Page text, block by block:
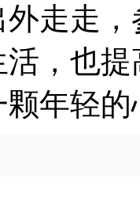
走走
，也
年轻的